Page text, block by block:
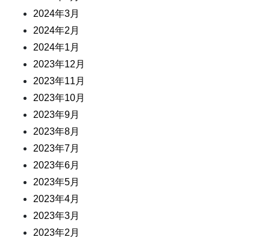
2024年3月
2024年2月
2024年1月
2023年12月
2023年11月
2023年10月
2023年9月
2023年8月
2023年7月
2023年6月
2023年5月
2023年4月
2023年3月
2023年2月